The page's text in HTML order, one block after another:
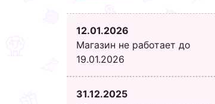
12.01.2026
Магазин не работает до
19.01.2026
31.12.2025